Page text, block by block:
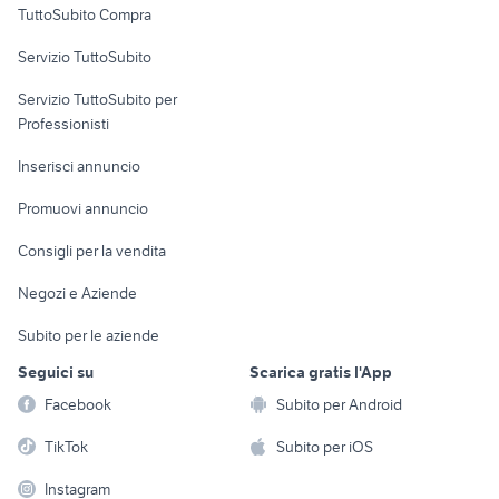
Informatica
Console e
Fotografia
Telefonia
Biciclette
TuttoSubito Compra
Servizio TuttoSubito
Servizio TuttoSubito per
Professionisti
Inserisci annuncio
Promuovi annuncio
Consigli per la vendita
Negozi e Aziende
Subito per le aziende
Seguici su
Facebook
TikTok
Instagram
Scarica gratis l'App
Subito per Android
Subito per iOS